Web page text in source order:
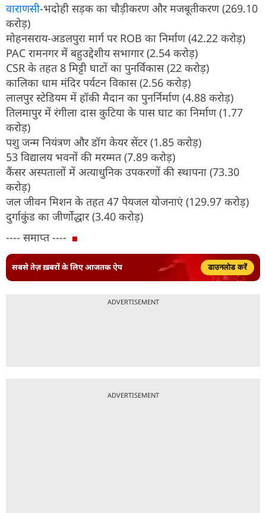
वाराणसी-भदोही सड़क का चौड़ीकरण और मजबूतीकरण (269.10
करोड़)
मोहनसराय-अडलपुरा मार्ग पर ROB का निर्माण (42.22 करोड़)
PAC रामनगर में बहुउद्देशीय सभागार (2.54 करोड़)
CSR के तहत 8 मिट्टी घाटों का पुनर्विकास (22 करोड़)
कालिका धाम मंदिर पर्यटन विकास (2.56 करोड़)
लालपुर स्टेडियम में हॉकी मैदान का पुनर्निर्माण (4.88 करोड़)
तिलमापुर में रंगीला दास कुटिया के पास घाट का निर्माण (1.77
करोड़)
पशु जन्म नियंत्रण और डॉग केयर सेंटर (1.85 करोड़)
53 विद्यालय भवनों की मरम्मत (7.89 करोड़)
कैंसर अस्पतालों में अत्याधुनिक उपकरणों की स्थापना (73.30
करोड़)
जल जीवन मिशन के तहत 47 पेयजल योजनाएं (129.97 करोड़)
दुर्गाकुंड का जीर्णोद्धार (3.40 करोड़)
---- समाप्त ----
सबसे तेज़ ख़बरों के लिए आजतक ऐप डाउनलोड करें
ADVERTISEMENT
ADVERTISEMENT